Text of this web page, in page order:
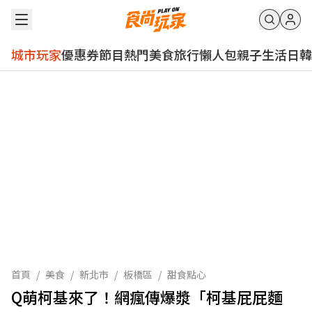
城市玩家優惠券節目熱門美食旅行懶人包親子生活日韓
首頁 / 美食 / 新北市 / 板橋區 / 甜食點心
Q萌柯基來了！網瘋傳爆漿「柯基屁屁麵